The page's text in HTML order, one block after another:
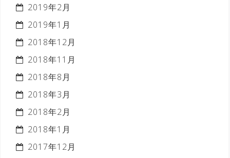
2019年2月
2019年1月
2018年12月
2018年11月
2018年8月
2018年3月
2018年2月
2018年1月
2017年12月